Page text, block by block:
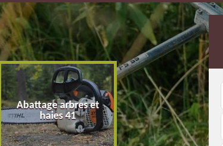
Abattage arbres et
haies 41
Pose de clôture 41